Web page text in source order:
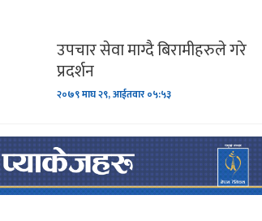
उपचार सेवा माग्दै बिरामीहरुले गरे
प्रदर्शन
२०७९ माघ २९, आईतवार ०५:५३
लिम्बु जातिको परम्परालाई
तिनपटक सगरमाथा चढेका विजय
घिमिरेको अनुभव !